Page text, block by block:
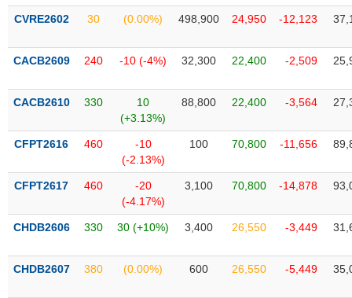
CVRE2602 30 (0.00%) 498,900 24,950 -12,123
CACB2609 240 -10 (-4%) 32,300 22,400 -2,509
CACB2610 330
10
(+3.13%)
88,800 22,400 -3,564
CFPT2616 460
-10
(-2.13%)
100 70,800 -11,656
CFPT2617 460
-20
(-4.17%)
3,100 70,800 -14,878
CHDB2606 330 30 (+10%) 3,400 26,550 -3,449
CHDB2607 380 (0.00%) 600 26,550 -5,449
Tất cả Người nội bộ Người liên quan Cổ đông lớn
Tin
(-)
Bài
tác
Báo
cáo
tích